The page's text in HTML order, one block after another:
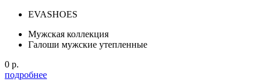
EVASHOES
Мужская коллекция
Галоши мужские утепленные
0 р.
подробнее